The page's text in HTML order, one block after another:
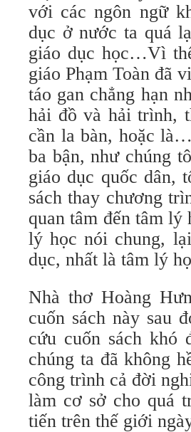
với các ngôn ngữ
dục ở nước ta quá
giáo dục học…Vì
giáo Phạm Toàn đã
táo gan chẳng hạn
hải đồ và hải trình,
cần la bàn, hoặc
ba bận, như chúng
giáo dục quốc dân,
sách thay chương
quan tâm đến tâm
lý học nói chung,
dục, nhất là tâm lý
Nhà thơ Hoàng
cuốn sách này sau
cứu cuốn sách khó
chúng ta đã không
công trình cả đời
làm cơ sở cho quá
tiến trên thế giới